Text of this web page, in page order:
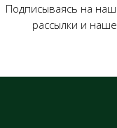
Подписываясь на
рассылки и